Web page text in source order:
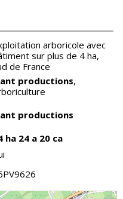
arboricole avec
sur plus de 4 ha,
de France
productions,
productions
ha 24 a 20 ca